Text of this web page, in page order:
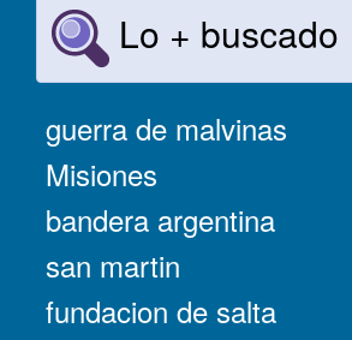
Lo + buscado
guerra de malvinas
Misiones
bandera argentina
san martin
fundacion de salta